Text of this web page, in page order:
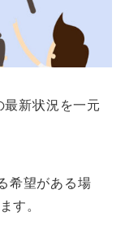
新状況を一元
希望がある場
す。